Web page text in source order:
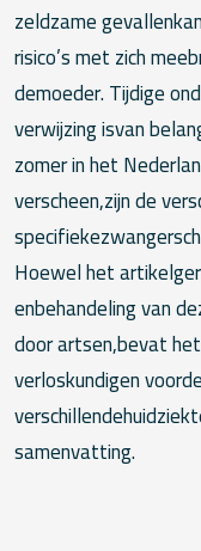
zeldzame
risico’s met zich
demoeder. Tijdige
verwijzing isvan
zomer in het
verscheen,zijn de
Hoewel het
enbehandeling van
door artsen,bevat
verloskundigen
samenvatting.